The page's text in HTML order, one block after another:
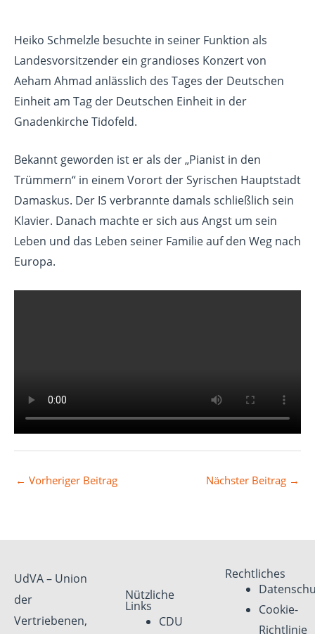
Heiko Schmelzle besuchte in seiner Funktion als
Landesvorsitzender ein grandioses Konzert von
Aeham Ahmad anlässlich des Tages der Deutschen
Einheit am Tag der Deutschen Einheit in der
Gnadenkirche Tidofeld.
Bekannt geworden ist er als der „Pianist in den
Trümmern“ in einem Vorort der Syrischen Hauptstadt
Damaskus. Der IS verbrannte damals schließlich sein
Klavier. Danach machte er sich aus Angst um sein
Leben und das Leben seiner Familie auf den Weg nach
Europa.
← Vorheriger Beitrag Nächster Beitrag →
UdVA – Union
der
Vertriebenen,
Nützliche
Links
CDU
Rechtliches
Cookie-
Richtlinie